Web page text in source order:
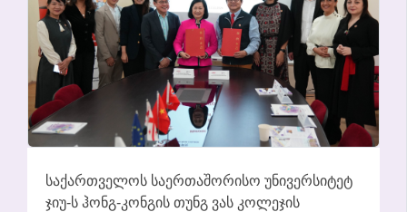
ᲡᲐᲥᲐᲠᲗᲕᲔᲚᲝᲡ ᲡᲐᲔᲠᲗᲐᲨᲝᲠᲘᲡᲝ ᲣᲜᲘᲕᲔᲠᲡᲘᲢᲔᲢ
ᲯᲘᲣ-Ს ᲰᲝᲜᲒ-ᲙᲝᲜᲒᲘᲡ ᲗᲣᲜᲒ ᲕᲐᲡ ᲙᲝᲚᲔᲯᲘᲡ